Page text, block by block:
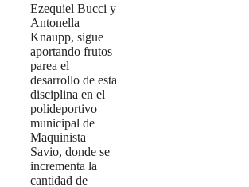
Ezequiel Bucci y
Antonella
Knaupp, sigue
aportando frutos
parea el
desarrollo de esta
disciplina en el
polideportivo
municipal de
Maquinista
Savio, donde se
incrementa la
cantidad de